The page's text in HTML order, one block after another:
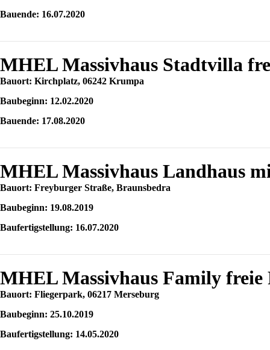
Bauende: 16.07.2020
MHEL Massivhaus Stadtvilla
Bauort: Kirchplatz, 06242 Krumpa
Baubeginn: 12.02.2020
Bauende: 17.08.2020
MHEL Massivhaus Landhaus
Bauort: Freyburger Straße, Braunsbedra
Baubeginn: 19.08.2019
Baufertigstellung: 16.07.2020
MHEL Massivhaus Family
Bauort: Fliegerpark, 06217 Merseburg
Baubeginn: 25.10.2019
Baufertigstellung: 14.05.2020